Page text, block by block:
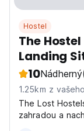
Hostel
The
Landing
10Nádherný
1.25km z
The Lost
zahradou a